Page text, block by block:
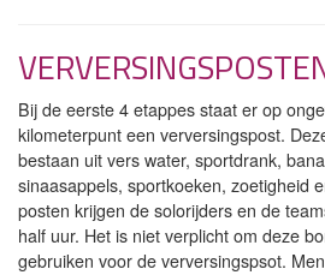
Bij de eerste 4 etappes staat er op
kilometerpunt een verversingspost.
bestaan uit vers water, sportdrank,
sinaasappels, sportkoeken, zoetigheid
posten krijgen de solorijders en de
half uur. Het is niet verplicht om deze
gebruiken voor de verversingspsot.